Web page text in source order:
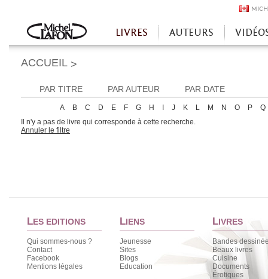
Accueil
LIVRES AUTEURS
ACCUEIL >
PAR TITRE PAR AUTEUR PAR DATE
A B C D E F G H J K L M N O P
Q
Il n'y a pas de livre qui corresponde à cette recherche.
Annuler le filtre
LES EDITIONS
Qui sommes-nous ?
Contact
Facebook
Mentions légales
LIENS
Jeunesse
Sites
Blogs
Education
LIVRES
Bandes
Beaux livres
Cuisine
Documents
Érotiques